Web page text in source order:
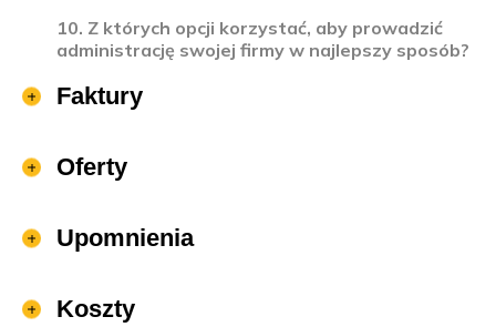
10. Z których opcji korzystać, aby prowadzić
administrację swojej firmy w najlepszy sposób?
Faktury
Oferty
Upomnienia
Koszty